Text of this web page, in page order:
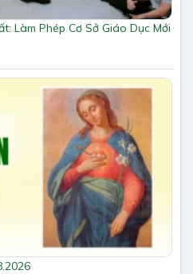
Làm Phép Cơ Sở Giáo Dục Mới